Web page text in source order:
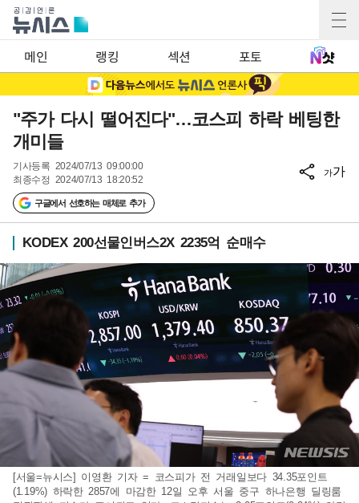
메인 랭킹 섹션 포토
"주가 다시 떨어진다"…코스피 하락 베팅한
개미들
기사등록 2024/07/13 09:00:00
최종수정 2024/07/13 18:20:52
구글에서 선호하는 매체로 추가
가가
KODEX 200선물인버스2X 2235억 순매수
[서울=뉴시스] 이영환 기자 = 코스피가 전 거래일보다 34.35포인트
(1.19%) 하락한 2857에 마감한 12일 오후 서울 중구 하나은행 딜링룸